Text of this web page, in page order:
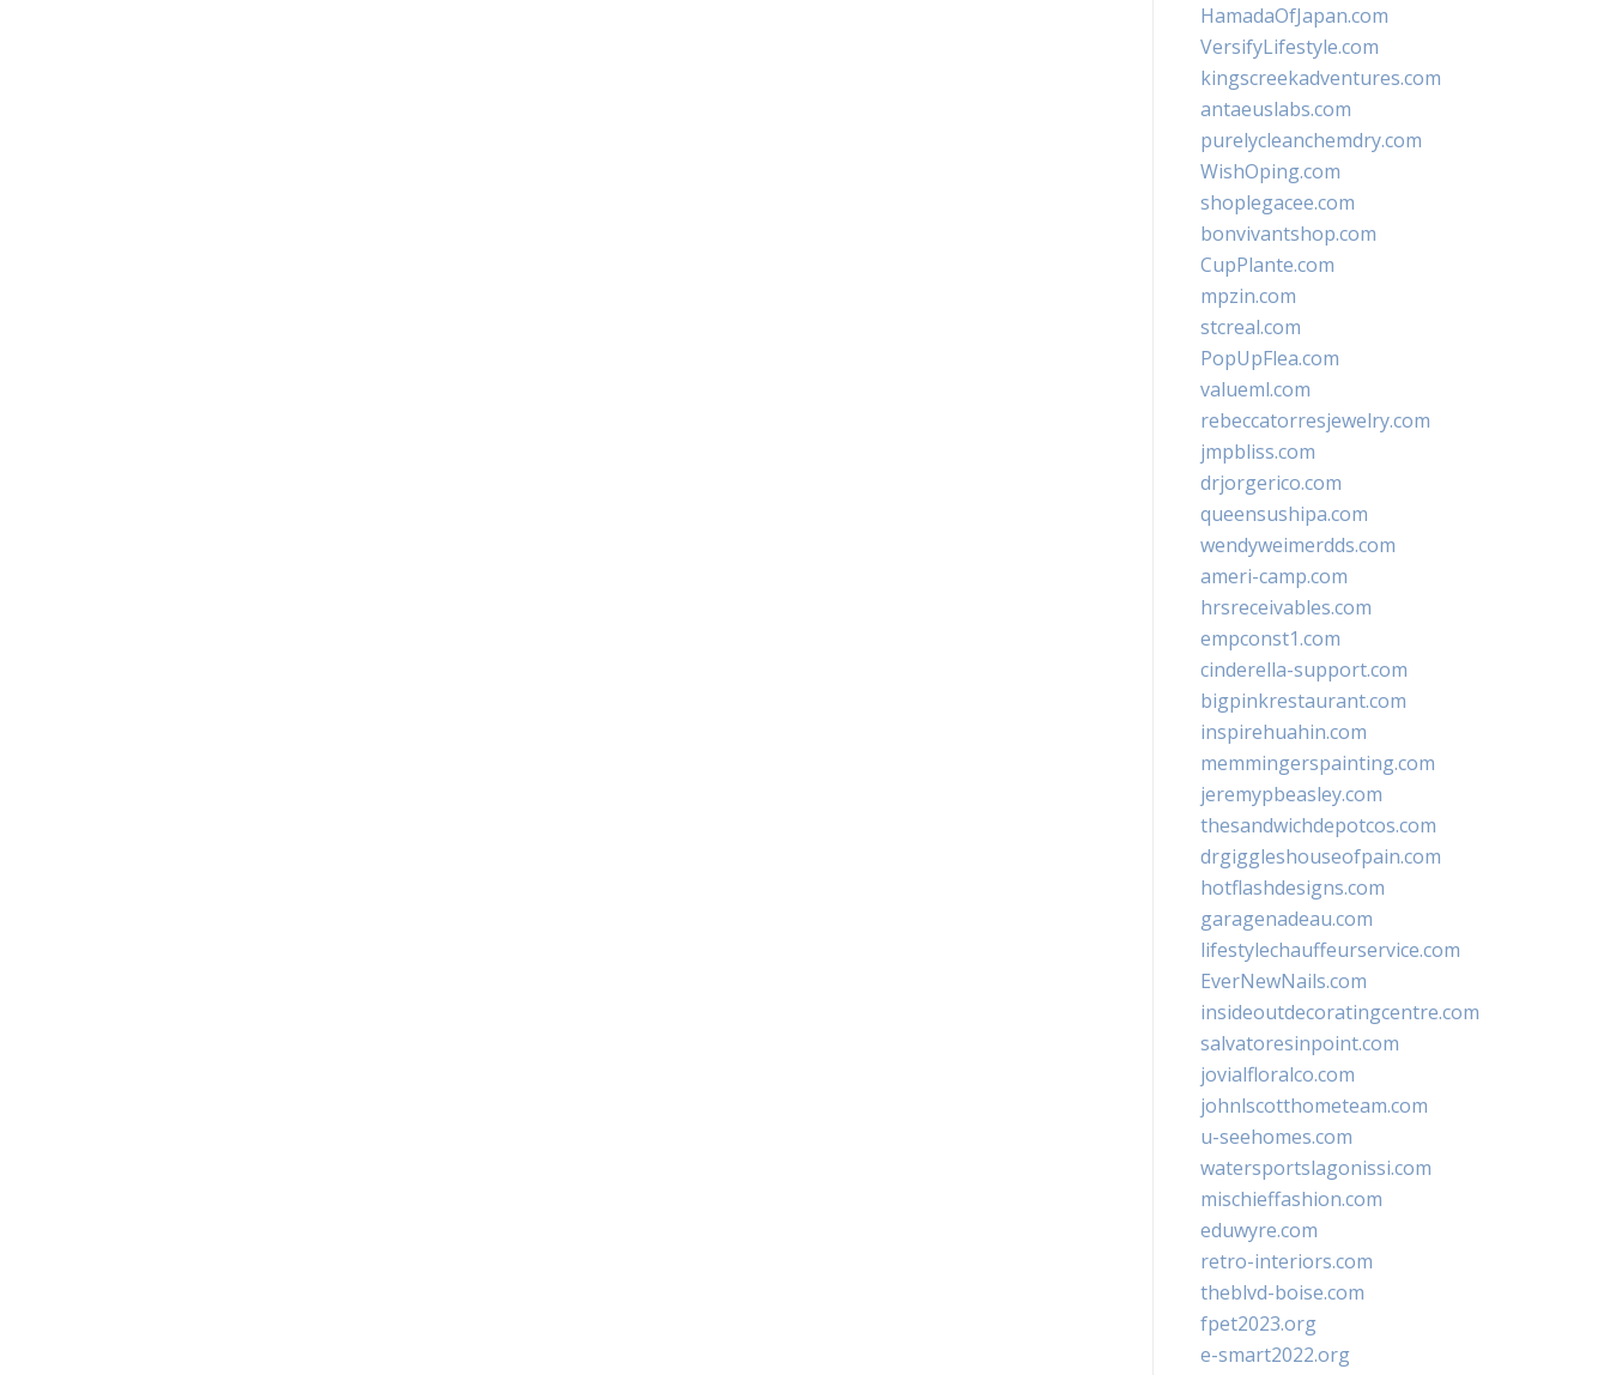
HamadaOfJapan.com
VersifyLifestyle.com
kingscreekadventures.com
antaeuslabs.com
purelycleanchemdry.com
WishOping.com
shoplegacee.com
bonvivantshop.com
CupPlante.com
mpzin.com
stcreal.com
PopUpFlea.com
valueml.com
rebeccatorresjewelry.com
jmpbliss.com
drjorgerico.com
queensushipa.com
wendyweimerdds.com
ameri-camp.com
hrsreceivables.com
empconst1.com
cinderella-support.com
bigpinkrestaurant.com
inspirehuahin.com
memmingerspainting.com
jeremypbeasley.com
thesandwichdepotcos.com
drgiggleshouseofpain.com
hotflashdesigns.com
garagenadeau.com
lifestylechauffeurservice.com
EverNewNails.com
insideoutdecoratingcentre.com
salvatoresinpoint.com
jovialfloralco.com
johnlscotthometeam.com
u-seehomes.com
watersportslagonissi.com
mischieffashion.com
eduwyre.com
retro-interiors.com
theblvd-boise.com
fpet2023.org
e-smart2022.org